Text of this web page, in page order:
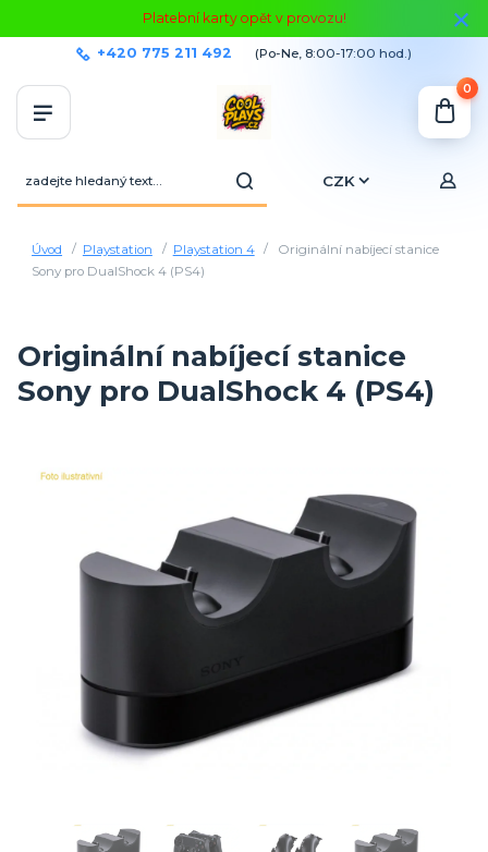
Platební karty opět v provozu!
CZK
+420 775 211 492 (Po-Ne, 8:00-17:00 hod.)
0
Úvod Playstation Playstation 4
Originální nabíjecí stanice
Sony pro DualShock 4 (PS4)
Originální nabíjecí stanice
Sony pro DualShock 4 (PS4)